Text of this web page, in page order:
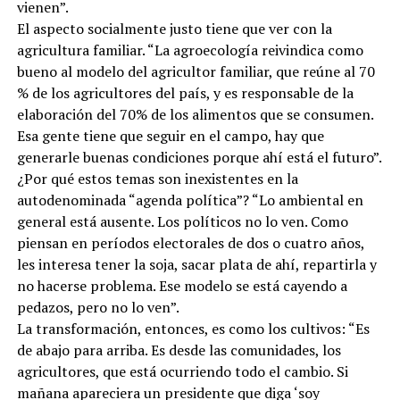
vienen”.
El aspecto socialmente justo tiene que ver con la
agricultura familiar. “La agroecología reivindica como
bueno al modelo del agricultor familiar, que reúne al 70
% de los agricultores del país, y es responsable de la
elaboración del 70% de los alimentos que se consumen.
Esa gente tiene que seguir en el campo, hay que
generarle buenas condiciones porque ahí está el futuro”.
¿Por qué estos temas son inexistentes en la
autodenominada “agenda política”? “Lo ambiental en
general está ausente. Los políticos no lo ven. Como
piensan en períodos electorales de dos o cuatro años,
les interesa tener la soja, sacar plata de ahí, repartirla y
no hacerse problema. Ese modelo se está cayendo a
pedazos, pero no lo ven”.
La transformación, entonces, es como los cultivos: “Es
de abajo para arriba. Es desde las comunidades, los
agricultores, que está ocurriendo todo el cambio. Si
mañana apareciera un presidente que diga ‘soy